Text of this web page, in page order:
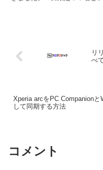
リ
べ
Xperia arcをPC Companionと
して同期する方法
コメント